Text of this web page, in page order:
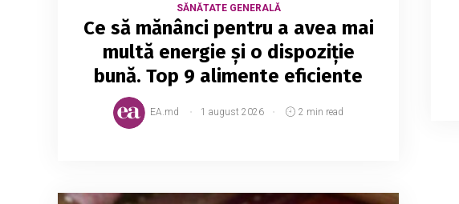
SĂNĂTATE GENERALĂ
Ce să mănânci pentru a avea mai
multă energie și o dispoziție
bună. Top 9 alimente eficiente
EA.md 1 august 2026 2 min read